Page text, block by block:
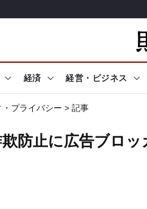
経済 経営・ビジネス
プライバシー > 記事
防止に広告ブロッ